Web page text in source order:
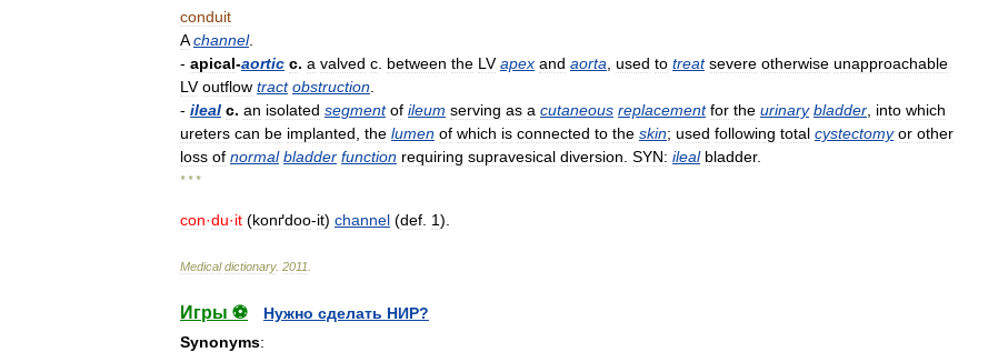
conduit
A channel.
- apical-aortic c. a valved c between the LV apex and aorta used to treat severe otherwise unapproachable
LV outflow tract obstruction
- ileal c. an isolated segment of ileum serving as a cutaneous replacement for the urinary bladder into which
ureters can be implanted the lumen of which is connected to the skin; used following total cystectomy or other
loss of normal bladder function requiring supravesical diversion SYN: ileal bladder.
* * *
con·du·it (konґdoo-it) channel (def 1).
Medical dictionary. 2011
Игры ⚽
Нужно сделать НИР?
Synonyms: